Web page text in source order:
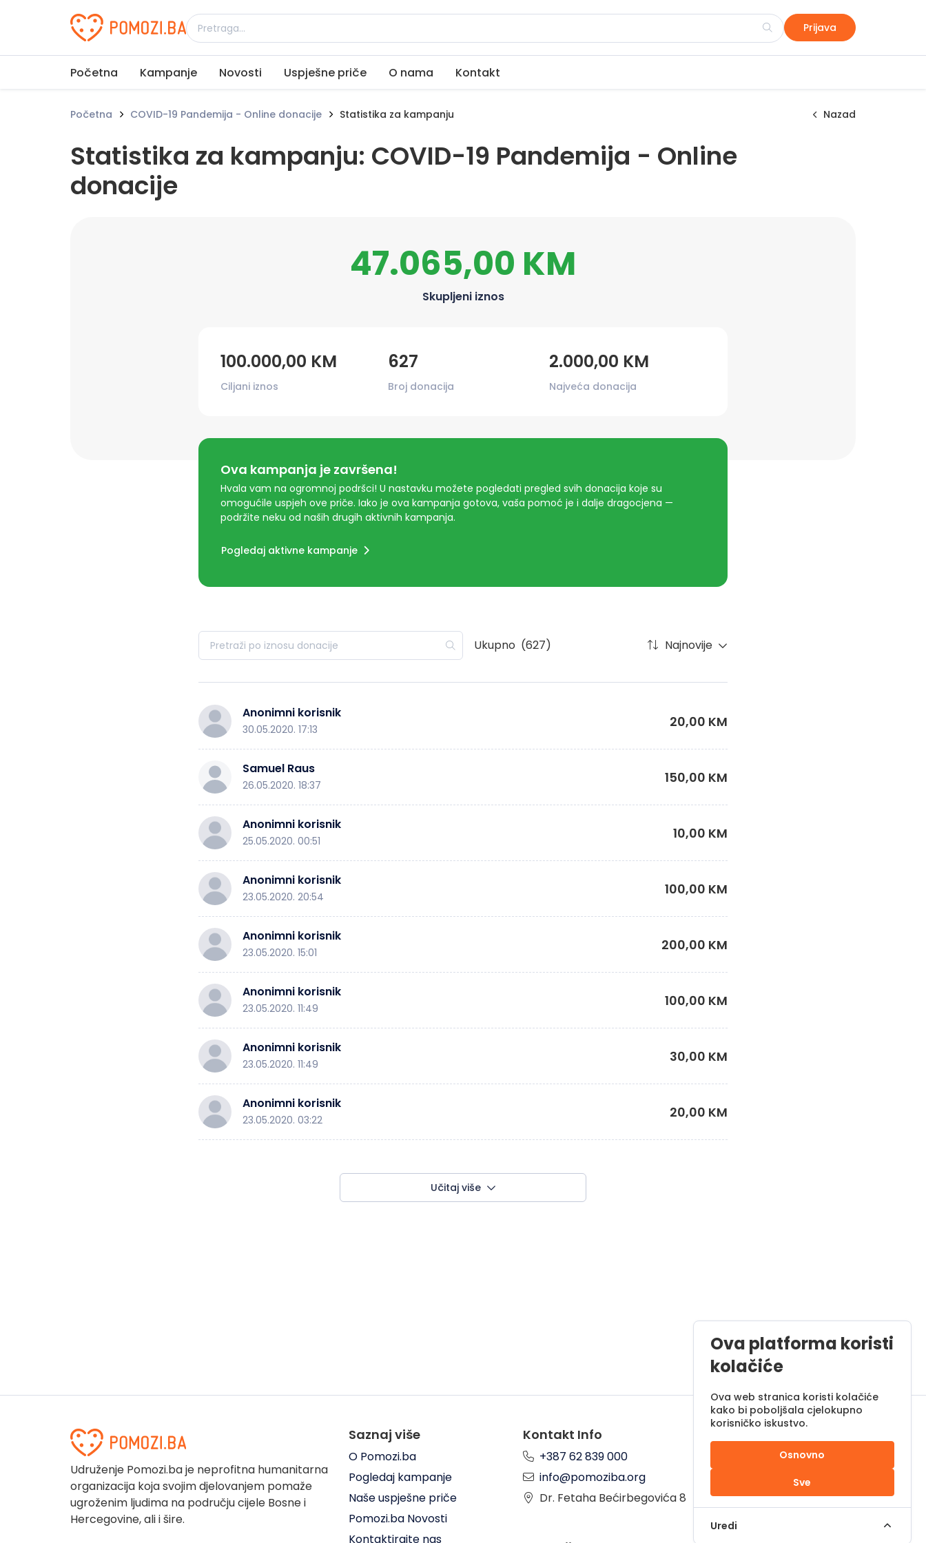
Udruženje Pomozi.ba Prijava
Početna Kampanje Novosti Uspješne priče O nama Kontakt
Početna COVID-19 Pandemija - Online donacije Statistika za kampanju Nazad
Statistika za kampanju: COVID-19 Pandemija - Online
donacije
47.065,00 KM
Skupljeni iznos
100.000,00 KM
Ciljani iznos
627
Broj donacija
2.000,00 KM
Najveća donacija
Ova kampanja je završena!
Hvala vam na ogromnoj podršci! U nastavku možete pogledati pregled svih donacija koje su
omogućile uspjeh ove priče. Iako je ova kampanja gotova, vaša pomoć je i dalje dragocjena —
podržite neku od naših drugih aktivnih kampanja.
Pogledaj aktivne kampanje
Ukupno (627) Najnovije
Anonimni korisnik
30.05.2020. 17:13 20,00 KM
Samuel Raus
26.05.2020. 18:37 150,00 KM
Anonimni korisnik
25.05.2020. 00:51 10,00 KM
Anonimni korisnik
23.05.2020. 20:54 100,00 KM
Anonimni korisnik
23.05.2020. 15:01 200,00 KM
Anonimni korisnik
23.05.2020. 11:49 100,00 KM
Anonimni korisnik
23.05.2020. 11:49 30,00 KM
Anonimni korisnik
23.05.2020. 03:22 20,00 KM
Učitaj više
Udruženje Pomozi.ba je neprofitna humanitarna
organizacija koja svojim djelovanjem pomaže
ugroženim ljudima na području cijele Bosne i
Hercegovine, ali i šire.
Saznaj više
O Pomozi.ba
Pogledaj kampanje
Naše uspješne priče
Pomozi.ba Novosti
Kontaktirajte nas
Kontakt Info
+387 62 839 000
info@pomoziba.org
Dr. Fetaha Bećirbegovića 8
Pon - Pet od 08 do 17h
Sub od 10 do 17h
Nedjelja - neradni dan
Ova platforma koristi
kolačiće
Ova web stranica koristi kolačiće
kako bi poboljšala cjelokupno
korisničko iskustvo.
Osnovno
Sve
Uredi